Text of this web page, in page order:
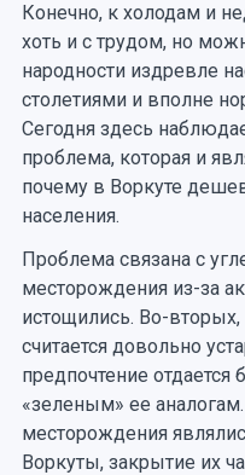
Конечно, к холодам и
хоть и с трудом, но
народности издревле
столетиями и вполне
Сегодня здесь
проблема, которая и
почему в Воркуте
населения.
Проблема связана с
месторождения из-за
истощились. Во-вторых,
считается довольно
предпочтение
«зеленым» ее
месторождения
Воркуты, закрытие их